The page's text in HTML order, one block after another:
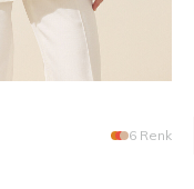
6 Renk